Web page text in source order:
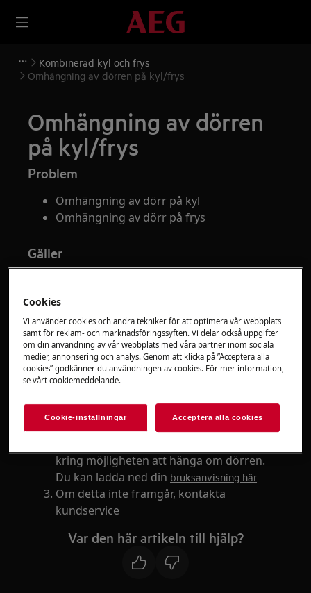
Kombinerad kyl och frys
Omhängning av dörren på kyl/frys
Omhängning av dörren
på kyl/frys
Problem
Omhängning av dörr på kyl
Omhängning av dörr på frys
Gäller
Fristående frys
Integrerat kylskåp
Integrerat frysskåp
Kombinerad kyl-frys
Lösning
Omhängning av dörren på både kylskåp
och frysskåp är vanligtvis möjlig
kring möjligheten att hänga om dörren.
Du kan ladda ned din bruksanvisning här
Om detta inte framgår, kontakta
kundservice
Var den här artikeln till hjälp?
Cookies
Vi använder cookies och andra tekniker för att optimera vår webbplats
samt för reklam- och marknadsföringssyften. Vi delar också uppgifter
om din användning av vår webbplats med våra partner inom sociala
medier, annonsering och analys. Genom att klicka på ”Acceptera alla
cookies” godkänner du användningen av cookies. För mer information,
se vårt cookiemeddelande.
Cookie-inställningar Acceptera alla cookies